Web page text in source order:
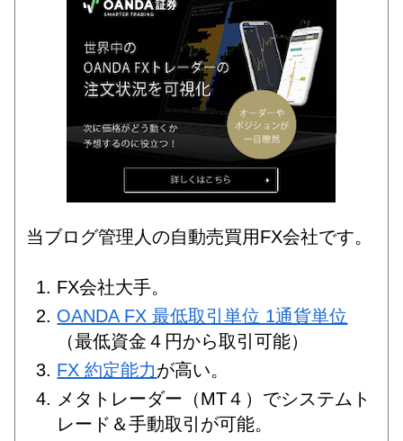
当ブログ管理人の自動売買用FX会社です。
FX会社大手。
OANDA FX 最低取引単位 1通貨単位
（最低資金４円から取引可能）
FX 約定能力が高い。
メタトレーダー（MT４）でシステムト
レード＆手動取引が可能。